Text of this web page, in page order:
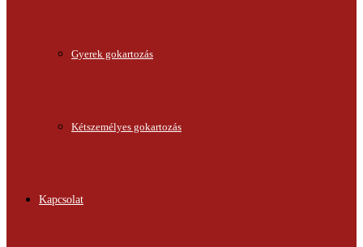
Gyerek gokartozás
Kétszemélyes gokartozás
Kapcsolat